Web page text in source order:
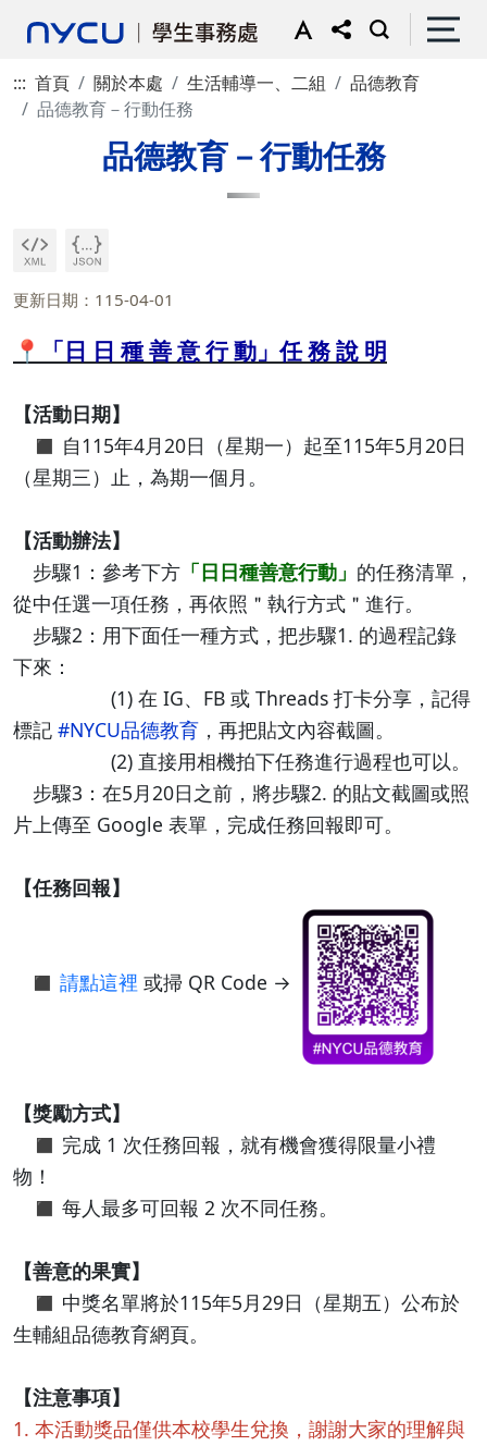
::: 首頁 關於本處 生活輔導一、二組
品德教育
品德教育－行動任務
品德教育－行動任務
更新日期：115-04-01
📍 「日 日 種 善 意 行 動」任 務 說 明
【活動日期】
◼️ 自115年4月20日（星期一）起至115年5月20日
（星期三）止，為期一個月。
【活動辦法】
步驟1：參考下方 「日日種善意行動」 的任務清單，
從中任選一項任務，再依照＂執行方式＂進行。
步驟2：用下面任一種方式，把步驟1. 的過程記錄
下來：
(1) 在 IG、FB 或 Threads 打卡分享，記得
標記 #NYCU品德教育 ，再把貼文內容截圖。
(2) 直接用相機拍下任務進行過程也可以。
步驟3：在5月20日之前，將步驟2. 的貼文截圖或照
片上傳至 Google 表單，完成任務回報即可。
【任務回報】
◼️ 請點這裡 或掃 QR Code →
【獎勵方式】
◼️ 完成 1 次任務回報，就有機會獲得限量小禮
物！
◼️ 每人最多可回報 2 次不同任務。
【善意的果實】
◼️ 中獎名單將於115年5月29日（星期五）公布於
生輔組品德教育網頁。
【注意事項】
1. 本活動獎品僅供本校學生兌換，謝謝大家的理解與